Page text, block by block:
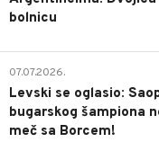
bolnicu
07.07.2026.
Levski se oglasio:
bugarskog šampiona
meč sa Borcem!